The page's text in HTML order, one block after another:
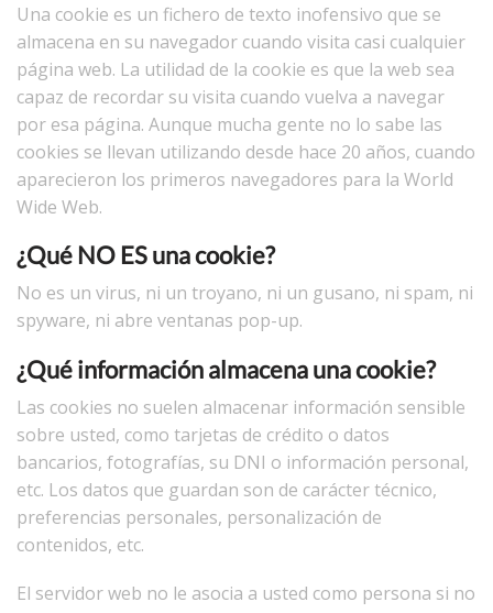
Una cookie es un fichero de texto inofensivo que se
almacena en su navegador cuando visita casi cualquier
página web. La utilidad de la cookie es que la web sea
capaz de recordar su visita cuando vuelva a navegar
por esa página. Aunque mucha gente no lo sabe las
cookies se llevan utilizando desde hace 20 años, cuando
aparecieron los primeros navegadores para la World
Wide Web.
¿Qué NO ES una cookie?
No es un virus, ni un troyano, ni un gusano, ni spam, ni
spyware, ni abre ventanas pop-up.
¿Qué información almacena una cookie?
Las cookies no suelen almacenar información sensible
sobre usted, como tarjetas de crédito o datos
bancarios, fotografías, su DNI o información personal,
etc. Los datos que guardan son de carácter técnico,
preferencias personales, personalización de
contenidos, etc.
El servidor web no le asocia a usted como persona si no